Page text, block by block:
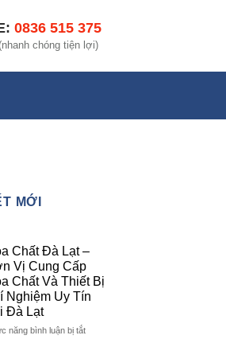
0836 515 375
chóng tiện lợi)
MỚI
Chất Đà Lạt –
Vị Cung Cấp
Chất Và Thiết Bị
Nghiệm Uy Tín
Đà Lạt
năng bình luận bị tắtở